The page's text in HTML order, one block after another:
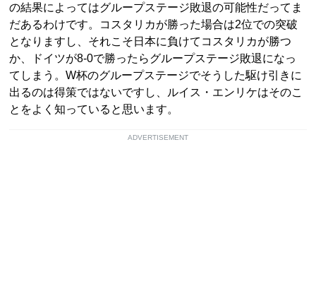
の結果によってはグループステージ敗退の可能性だってま
だあるわけです。コスタリカが勝った場合は2位での突破
となりますし、それこそ日本に負けてコスタリカが勝つ
か、ドイツが8-0で勝ったらグループステージ敗退になっ
てしまう。W杯のグループステージでそうした駆け引きに
出るのは得策ではないですし、ルイス・エンリケはそのこ
とをよく知っていると思います。
ADVERTISEMENT